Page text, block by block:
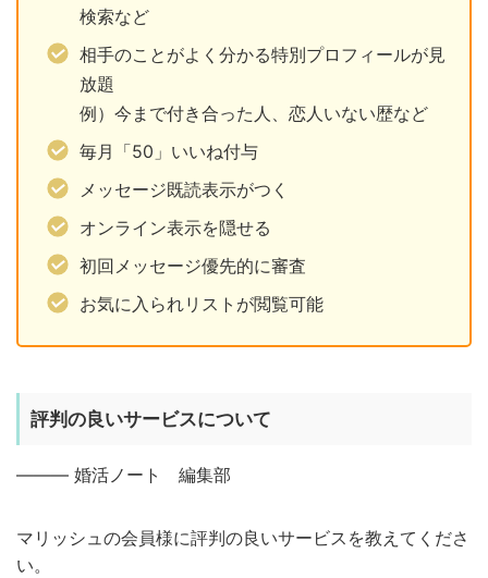
検索など
相手のことがよく分かる特別プロフィールが見
放題
例）今まで付き合った人、恋人いない歴など
毎月「50」いいね付与
メッセージ既読表示がつく
オンライン表示を隠せる
初回メッセージ優先的に審査
お気に入られリストが閲覧可能
評判の良いサービスについて
——— 婚活ノート 編集部
マリッシュの会員様に評判の良いサービスを教えてくださ
い。